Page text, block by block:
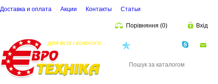
Доставка и оплата Акции Контакты Cтатьи
Порівняння (0) Вхід